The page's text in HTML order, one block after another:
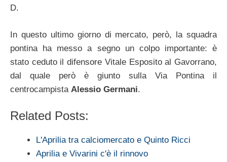
D.
In questo ultimo giorno di mercato, però, la squadra
pontina ha messo a segno un colpo importante: è
stato ceduto il difensore Vitale Esposito al Gavorrano,
dal quale però è giunto sulla Via Pontina il
centrocampista Alessio Germani.
Related Posts:
L'Aprilia tra calciomercato e Quinto Ricci
Aprilia e Vivarini c'è il rinnovo